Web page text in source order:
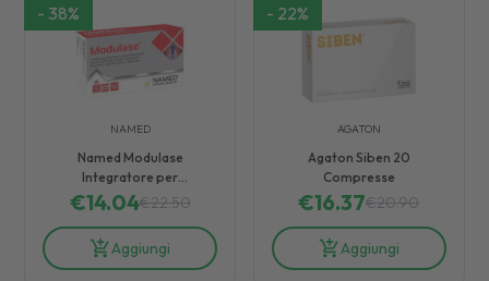
- 38%
NAMED
Named Modulase
Integratore per
Articolazioni 20 Compresse
€14.04€22.50
Aggiungi
- 22%
AGATON
Agaton Siben 20
Compresse
€16.37€20.90
Aggiungi